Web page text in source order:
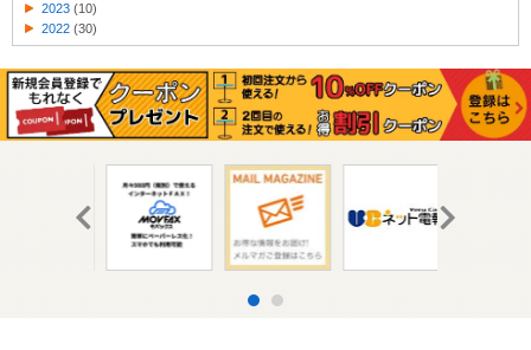
2023 (10)
2022 (30)